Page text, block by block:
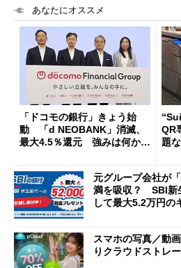
あなたにオススメ
「ドコモの銀行」きょう始
動 「d NEOBANK」消滅、
最大4.5％還元 強みは何か解
QR
題
元グループ会社が
満を吸収？ SBI新
して最大5.2万円の
スマホの写真／動
りクラウドストレ